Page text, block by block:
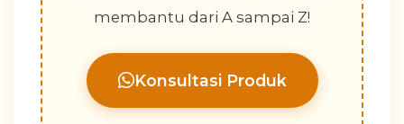
membantu dari A sampai Z!
Konsultasi Produk